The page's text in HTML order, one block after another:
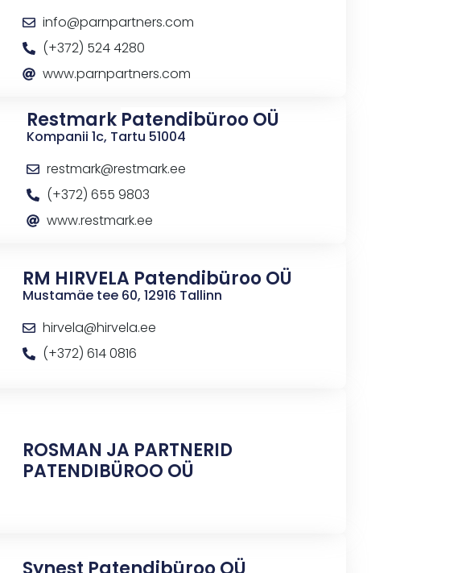
info@parnpartners.com
(+372) 524 4280
www.parnpartners.com
Restmark PatendibürooOÜ
Kompanii 1c, Tartu 51004
restmark@restmark.ee
(+372) 655 9803
www.restmark.ee
RM HIRVELA Patendibüroo OÜ
Mustamäe tee 60, 12916 Tallinn
hirvela@hirvela.ee
(+372) 614 0816
ROSMAN JA PARTNERID
PATENDIBÜROO OÜ